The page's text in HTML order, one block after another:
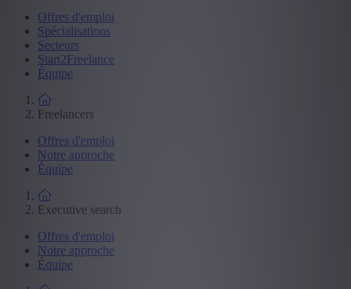
Offres d'emploi
Spécialisations
Secteurs
Start2Freelance
Équipe
Freelancers
Offres d'emploi
Notre approche
Équipe
Executive search
Offres d'emploi
Notre approche
Équipe